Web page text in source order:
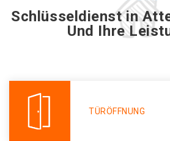
Schlüsseldienst in
Und Ihre
TÜRÖFFNUNG